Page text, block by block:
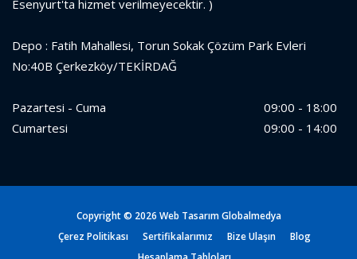
Esenyurt'ta hizmet verilmeyecektir. )
Depo : Fatih Mahallesi, Torun Sokak Çözüm Park Evleri
No:40B Çerkezköy/TEKİRDAĞ
Pazartesi - Cuma
09:00 - 18:00
Cumartesi
09:00 - 14:00
Copyright © 2026 Web TasarımGlobalmedya
Çerez Politikası
Sertifikalarımız Bize Ulaşın
Blog